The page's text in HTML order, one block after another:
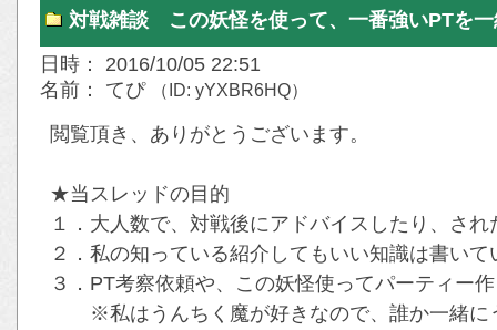
対戦雑談 この妖怪を使って、一番強いPTを一
日時： 2016/10/05 22:51
名前： てぴ
（ID: yYXBR6HQ）
閲覧頂き、ありがとうございます。
★当スレッドの目的
１．大人数で、対戦後にアドバイスしたり、さ
２．私の知っている紹介してもいい知識は書い
３．PT考察依頼や、この妖怪使ってパーティー
※私はうんちく魔が好きなので、誰か一緒に